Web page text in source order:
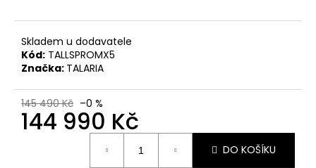
Skladem u dodavatele
Kód: TALLSPROMX5
Značka: TALARIA
145 490 Kč –0 %
144 990 Kč
DO KOŠÍKU
D
o
p
o